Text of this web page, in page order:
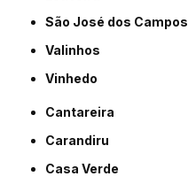
São José dos Campos
Valinhos
Vinhedo
Cantareira
Carandiru
Casa Verde